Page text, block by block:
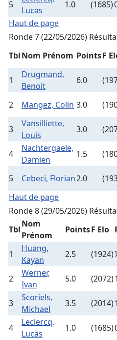
5
Lucas
1.0 (1685)
Haut de page
Ronde 7 (22/05/2026)
TblNom Prénom PointsF
1
Drugmand,
Benoit
6.0
2 Mangez, Colin 3.0
3
Vansilliette,
Louis
3.0
4
Nachtergaele,
Damien
1.5
5 Cebeci, Florian2.0
Haut de page
Ronde 8 (29/05/2026)
Tbl
Nom
Prénom
PointsF Elo
1
Huang,
Kayan
2.5 (1924)
2
Werner,
Ivan
5.0 (2072)
3
Scoriels,
Michael
3.5 (2014)
4
Leclercq,
Lucas
1.0 (1685)